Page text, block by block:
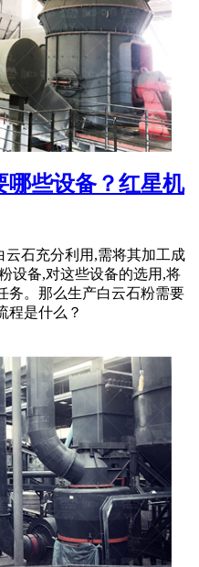
哪些设备？红星机
云石充分利用,需将其加工成
设备,对这些设备的选用,将
务。那么生产白云石粉需要
程是什么？